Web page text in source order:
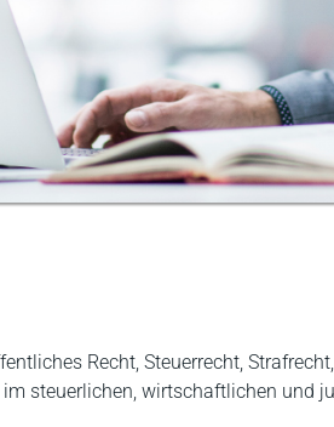
Recht, Steuerrecht,
steuerlichen, wirtschaftlichen und